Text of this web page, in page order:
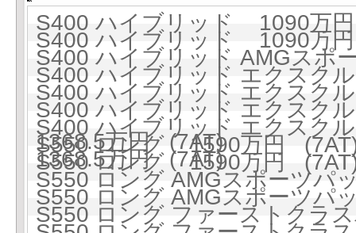
S400 ハイブリッド 1090万
S400 ハイブリッド 1090万
S400 ハイブリッド AMGス
S400 ハイブリッド エクス
S400 ハイブリッド エクス
S400 ハイブリッド エクスク
1368.5万円 (7AT)
S400 ハイブリッド エクスク
1368.5万円 (7AT)
S550 ロング 1590万円
S550 ロング 1590万円
S550 ロング AMGスポーツ
S550 ロング AMGスポーツ
S550 ロング ファーストク